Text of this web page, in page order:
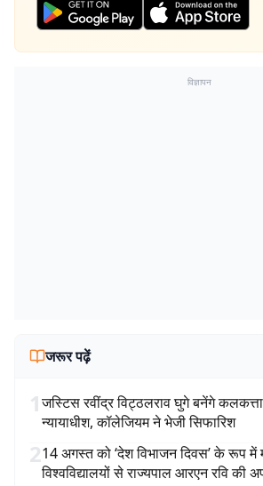
विज्ञापन
जरूर पढ़ें
1जस्टिस रवींद्र विट्ठलराव घुगे बनेंगे
न्यायाधीश, कॉलेजियम ने भेजी सिफारिश
214 अगस्त को ‘देश विभाजन दिवस’ के रूप में
विश्वविद्यालयों से राज्यपाल आरएन रवि की